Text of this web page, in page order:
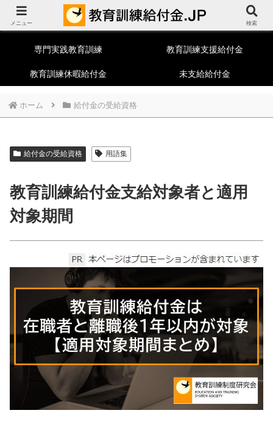
教育訓練給付制度総合ポータルサイト
一般教育訓練
専門実践教育訓練 教育訓練支援給付金
教育訓練休暇給付金 未支給給付金
ホーム 給付金の受給資格
給付金の受給資格 用語集
教育訓練給付金支給対象者と適用
対象期間
メニュー 検索